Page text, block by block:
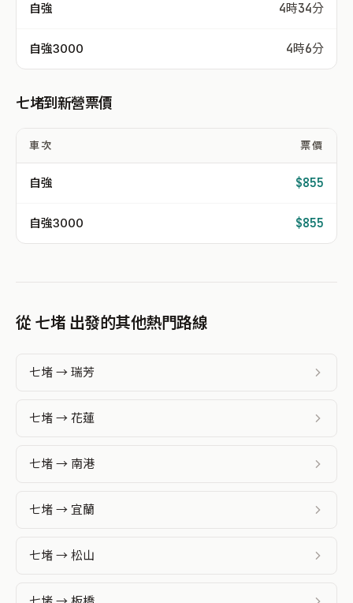
自強 4時34分
自強3000 4時6分
七堵到新營票價
車次 票價
自強 $855
自強3000 $855
從 七堵 出發的其他熱門路線
七堵 → 瑞芳
七堵 → 花蓮
七堵 → 南港
七堵 → 宜蘭
七堵 → 松山